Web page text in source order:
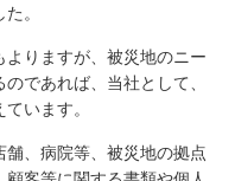
。
りますが、被災地のニー
であれば、当社として、
います。
、病院等、被災地の拠点